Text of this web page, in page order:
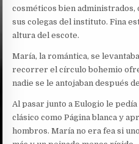
cosméticos bien administrados,
sus colegas del instituto. Fina
altura del escote.
María, la romántica, se
recorrer el círculo bohemio
nadie se le antojaban después
Al pasar junto a Eulogio le
clásico como Página blanca y
hombros. María no era fea si